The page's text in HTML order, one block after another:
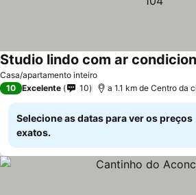
Casa/apartamento inteiro
10 Excelente 10 a 1.1 km de Centro da
Selecione as datas para ver os preços
exatos.